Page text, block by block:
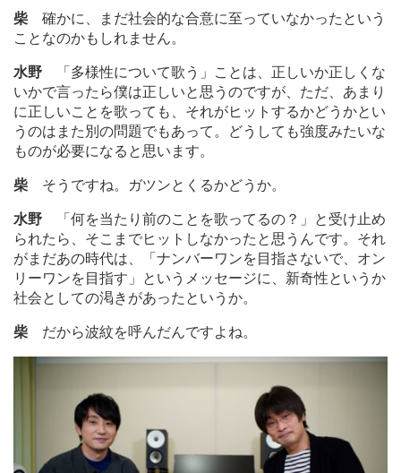
柴 確かに、まだ社会的な合意に至っていなかったという
ことなのかもしれません。
水野 「多様性について歌う」ことは、正しいか正しくな
いかで言ったら僕は正しいと思うのですが、ただ、あまり
に正しいことを歌っても、それがヒットするかどうかとい
うのはまた別の問題でもあって。どうしても強度みたいな
ものが必要になると思います。
柴 そうですね。ガツンとくるかどうか。
水野 「何を当たり前のことを歌ってるの？」と受け止め
られたら、そこまでヒットしなかったと思うんです。それ
がまだあの時代は、「ナンバーワンを目指さないで、オン
リーワンを目指す」というメッセージに、新奇性というか
社会としての渇きがあったというか。
柴 だから波紋を呼んだんですよね。